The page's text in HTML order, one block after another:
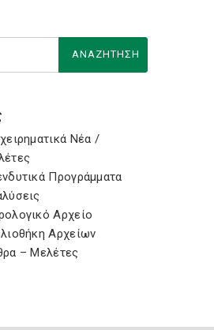
Νέα /
Προγράμματα
Αρχείο
Αρχείων
– Μελέτες